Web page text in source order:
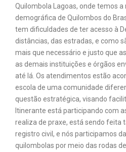
Quilombola Lagoas, onde temos
demográfica de Quilombos do
tem dificuldades de ter acesso à
distâncias, das estradas, e como
mais que necessário e justo que
as demais instituições e órgãos
até lá. Os atendimentos estão
escola de uma comunidade
questão estratégica, visando
Itinerante está participando com
realiza de praxe, está sendo feita
registro civil, e nós participamos
quilombolas por meio das rodas